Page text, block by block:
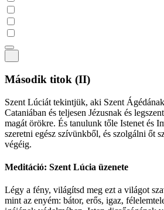
Második titok (II)
Szent Lúciát tekintjük, aki Szent
Cataniában és teljesen Jézusnak és
magát örökre. És tanulunk tőle Istenet és
szeretni egész szívünkből, és szolgálni őt
végéig.
Meditáció: Szent Lúcia üzenete
Légy a fény, világítsd meg ezt a világot
mint az enyém: bátor, erős, igaz,